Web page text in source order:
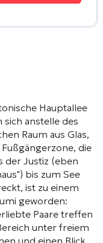
Hauptallee
anstelle des
Raum aus Glas,
die
der Justiz (eben
bis zum See
ist zu einem
geworden:
Paare treffen
unter freiem
und einen Blick